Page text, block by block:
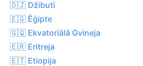
🇩🇯 Džibuti
🇪🇬 Ēģipte
🇬🇶 Ekvatoriālā Gvineja
🇪🇷 Eritreja
🇪🇹 Etiopija